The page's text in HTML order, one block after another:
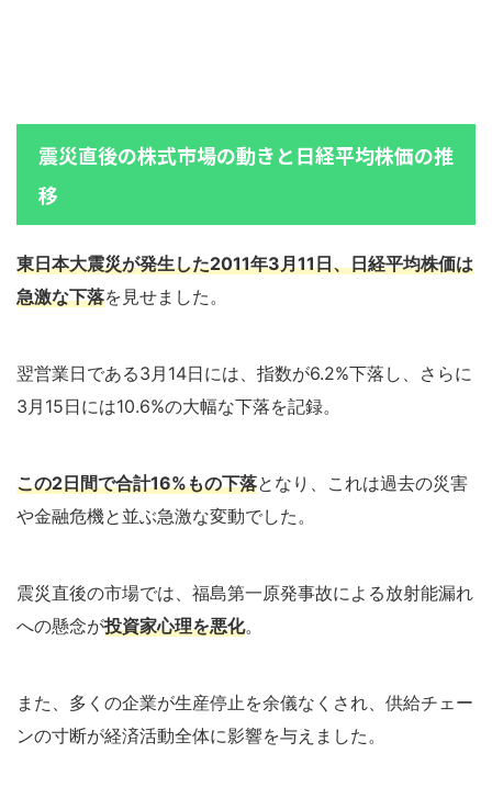
震災直後の株式市場の動きと日経平均株価の推
移
東日本大震災が発生した2011年3月11日、日経平均株価は
急激な下落を見せました。
翌営業日である3月14日には、指数が6.2%下落し、さらに
3月15日には10.6%の大幅な下落を記録。
この2日間で合計16%もの下落となり、これは過去の災害
や金融危機と並ぶ急激な変動でした。
震災直後の市場では、福島第一原発事故による放射能漏れ
への懸念が投資家心理を悪化。
また、多くの企業が生産停止を余儀なくされ、供給チェー
ンの寸断が経済活動全体に影響を与えました。